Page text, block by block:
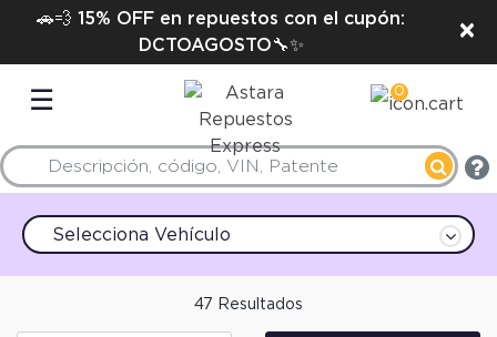
🚗💨 15% OFF en repuestos con el cupón:
DCTOAGOSTO🔧✨
×
☰ 0
Selecciona Vehículo
47 Resultados